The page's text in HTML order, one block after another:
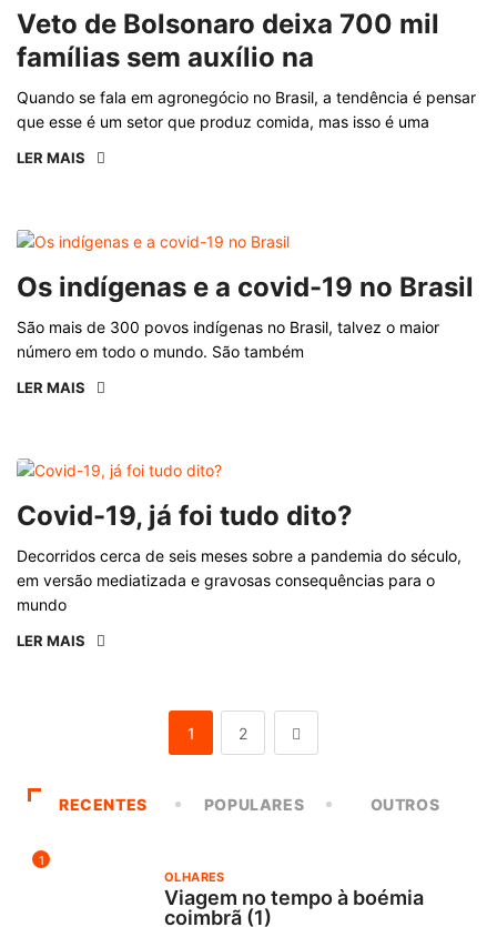
Veto de Bolsonaro deixa 700 mil
famílias sem auxílio na
Quando se fala em agronegócio no Brasil, a tendência é pensar
que esse é um setor que produz comida, mas isso é uma
LER MAIS
Os indígenas e a covid-19 no Brasil
São mais de 300 povos indígenas no Brasil, talvez o maior
número em todo o mundo. São também
LER MAIS
Covid-19, já foi tudo dito?
Decorridos cerca de seis meses sobre a pandemia do século,
em versão mediatizada e gravosas consequências para o
mundo
LER MAIS
1 2
RECENTES POPULARES OUTROS
1
OLHARES
Viagem no tempo à boémia
coimbrã (1)